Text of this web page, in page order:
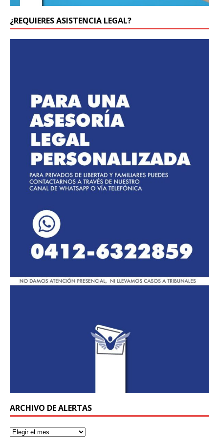
¿REQUIERES ASISTENCIA LEGAL?
ARCHIVO DE ALERTAS